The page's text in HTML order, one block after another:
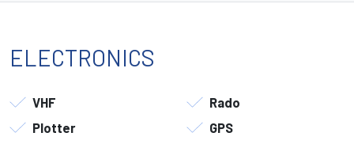
ELECTRONICS
VHF
Rado
Plotter
GPS